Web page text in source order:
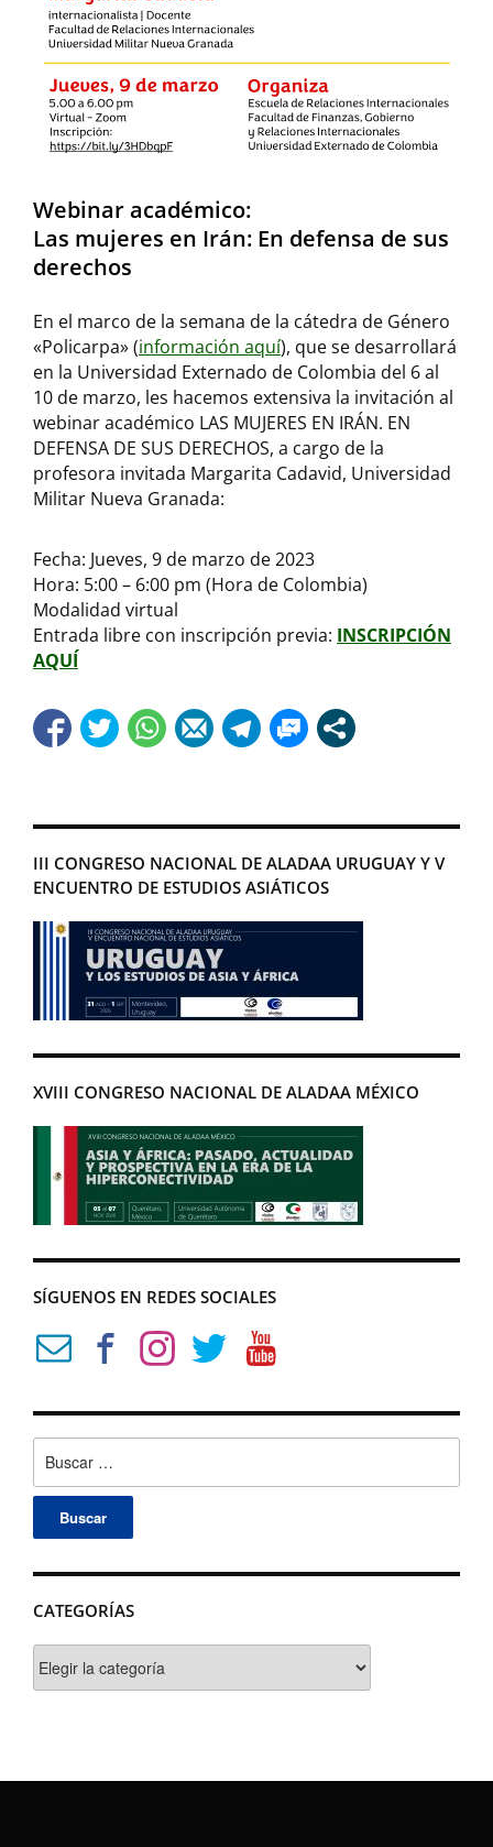
Webinar académico:
Las mujeres en Irán: En defensa de sus
derechos
En el marco de la semana de la cátedra de Género
«Policarpa» (información aquí), que se desarrollará
en la Universidad Externado de Colombia del 6 al
10 de marzo, les hacemos extensiva la invitación al
webinar académico LAS MUJERES EN IRÁN. EN
DEFENSA DE SUS DERECHOS, a cargo de la
profesora invitada Margarita Cadavid, Universidad
Militar Nueva Granada:
Fecha: Jueves, 9 de marzo de 2023
Hora: 5:00 – 6:00 pm (Hora de Colombia)
Modalidad virtual
Entrada libre con inscripción previa: INSCRIPCIÓN
AQUÍ
III CONGRESO NACIONAL DE ALADAA URUGUAY Y V
ENCUENTRO DE ESTUDIOS ASIÁTICOS
XVIII CONGRESO NACIONAL DE ALADAA MÉXICO
SÍGUENOS EN REDES SOCIALES
CATEGORÍAS